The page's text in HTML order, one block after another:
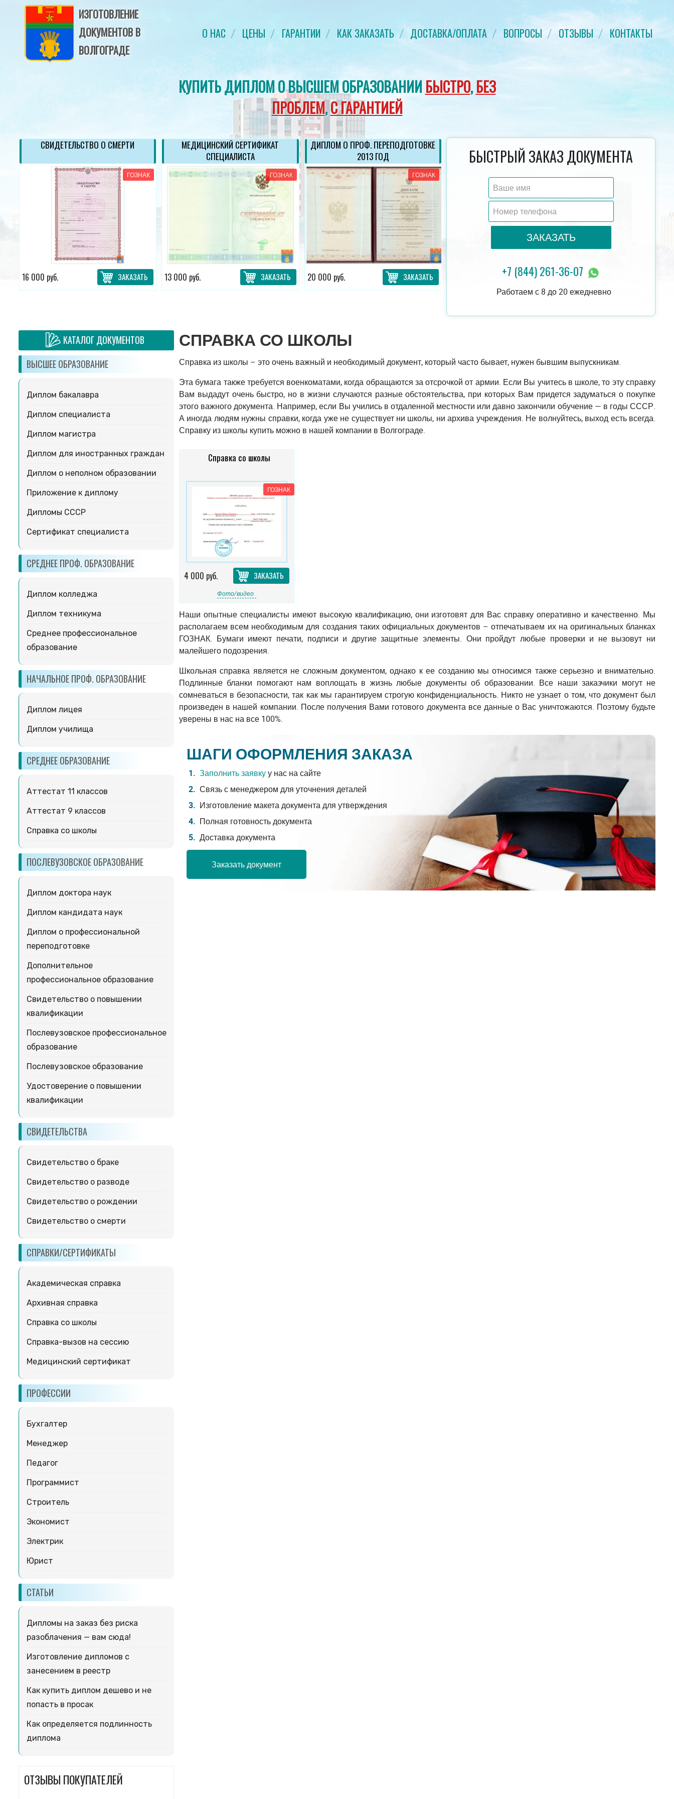
ИЗГОТОВЛЕНИЕ
ДОКУМЕНТОВ В
ВОЛГОГРАДЕ
О НАС ЦЕНЫ ГАРАНТИИ КАК ЗАКАЗАТЬ ДОСТАВКА/ОПЛАТА ВОПРОСЫ ОТЗЫВЫ КОНТАКТЫ
КУПИТЬ ДИПЛОМ О ВЫСШЕМ ОБРАЗОВАНИИБЫСТРО,БЕЗ
ПРОБЛЕМ,С ГАРАНТИЕЙ
СВИДЕТЕЛЬСТВО О СМЕРТИ
ГОЗНАК
16 000 руб. ЗАКАЗАТЬ
МЕДИЦИНСКИЙ СЕРТИФИКАТ
СПЕЦИАЛИСТА
ГОЗНАК
13 000 руб. ЗАКАЗАТЬ
ДИПЛОМ О ПРОФ. ПЕРЕПОДГОТОВКЕ
2013 ГОД
ГОЗНАК
20 000 руб. ЗАКАЗАТЬ
ДИПЛОМ СПЕЦИАЛИСТА 1997-2003
ГОД
ЗАКАЗАТЬ
ДИПЛОМ КОЛЛЕДЖА
17 000 руб.
БЫСТРЫЙ ЗАКАЗ ДОКУМЕНТА
ЗАКАЗАТЬ
+7 (844) 261-36-07
Работаем с 8 до 20 ежедневно
КАТАЛОГ ДОКУМЕНТОВ
ВЫСШЕЕ ОБРАЗОВАНИЕ
Диплом бакалавра
Диплом специалиста
Диплом магистра
Диплом для иностранных граждан
Диплом о неполном образовании
Приложение к диплому
Дипломы СССР
Сертификат специалиста
СРЕДНЕЕ ПРОФ. ОБРАЗОВАНИЕ
Диплом колледжа
Диплом техникума
Среднее профессиональное
образование
НАЧАЛЬНОЕ ПРОФ. ОБРАЗОВАНИЕ
Диплом лицея
Диплом училища
СРЕДНЕЕ ОБРАЗОВАНИЕ
Аттестат 11 классов
Аттестат 9 классов
Справка со школы
ПОСЛЕВУЗОВСКОЕ ОБРАЗОВАНИЕ
Диплом доктора наук
Диплом кандидата наук
Диплом о профессиональной
переподготовке
Дополнительное
профессиональное образование
Свидетельство о повышении
квалификации
Послевузовское профессиональное
образование
Послевузовское образование
Удостоверение о повышении
квалификации
СВИДЕТЕЛЬСТВА
Свидетельство о браке
Свидетельство о разводе
Свидетельство о рождении
Свидетельство о смерти
СПРАВКИ/СЕРТИФИКАТЫ
Академическая справка
Архивная справка
Справка со школы
Справка-вызов на сессию
Медицинский сертификат
ПРОФЕССИИ
Бухгалтер
Менеджер
Педагог
Программист
Строитель
Экономист
Электрик
Юрист
СТАТЬИ
Дипломы на заказ без риска
разоблачения — вам сюда!
Изготовление дипломов с
занесением в реестр
Как купить диплом дешево и не
попасть в просак
Как определяется подлинность
диплома
ОТЗЫВЫ ПОКУПАТЕЛЕЙ
СПРАВКА СО ШКОЛЫ
Справка из школы – это очень важный и необходимый документ, который часто бывает, нужен бывшим выпускникам.
Эта бумага также требуется военкоматами, когда обращаются за отсрочкой от армии. Если Вы учитесь в школе, то эту справку
Вам выдадут очень быстро, но в жизни случаются разные обстоятельства, при которых Вам придется задуматься о покупке
этого важного документа. Например, если Вы учились в отдаленной местности или давно закончили обучение — в годы СССР.
А иногда людям нужны справки, когда уже не существует ни школы, ни архива учреждения. Не волнуйтесь, выход есть всегда.
Справку из школы купить можно в нашей компании в Волгограде.
Справка со школы
ГОЗНАК
4 000 руб. ЗАКАЗАТЬ
Фото/видео
Наши опытные специалисты имеют высокую квалификацию, они изготовят для Вас справку оперативно и качественно. Мы
располагаем всем необходимым для создания таких официальных документов – отпечатываем их на оригинальных бланках
ГОЗНАК. Бумаги имеют печати, подписи и другие защитные элементы. Они пройдут любые проверки и не вызовут ни
малейшего подозрения.
Школьная справка является не сложным документом, однако к ее созданию мы относимся также серьезно и внимательно.
Подлинные бланки помогают нам воплощать в жизнь любые документы об образовании. Все наши заказчики могут не
сомневаться в безопасности, так как мы гарантируем строгую конфиденциальность. Никто не узнает о том, что документ был
произведен в нашей компании. После получения Вами готового документа все данные о Вас уничтожаются. Поэтому будьте
уверены в нас на все 100%.
ШАГИ ОФОРМЛЕНИЯ ЗАКАЗА
Заполнить заявкуу нас на сайте
Связь с менеджером для уточнения деталей
Изготовление макета документа для утверждения
Полная готовность документа
Доставка документа
Заказать документ